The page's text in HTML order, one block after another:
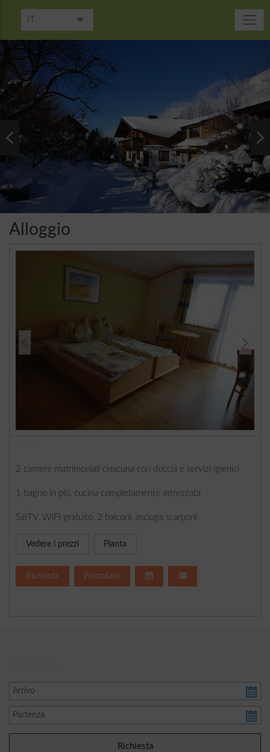
DE
EN
FR
NL
Alloggio
2 camere matrimoniali ciascuna con doccia e servizi igienici
1 bagno in più, cucina completamente attrezzata
SatTV, WIFI gratuito, 2 balconi, asciuga scarponi
Vedere i prezzi Pianta
Richiesta Prenotare
Richiesta